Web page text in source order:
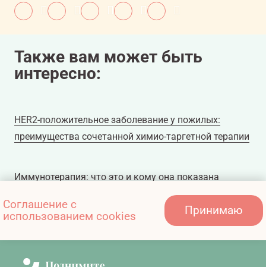
Также вам может быть
интересно:
HER2-положительное заболевание у пожилых:
преимущества сочетанной химио-таргетной терапии
Иммунотерапия: что это и кому она показана
Конъюгированные препараты
Соглашение с
использованием cookies
Принимаю